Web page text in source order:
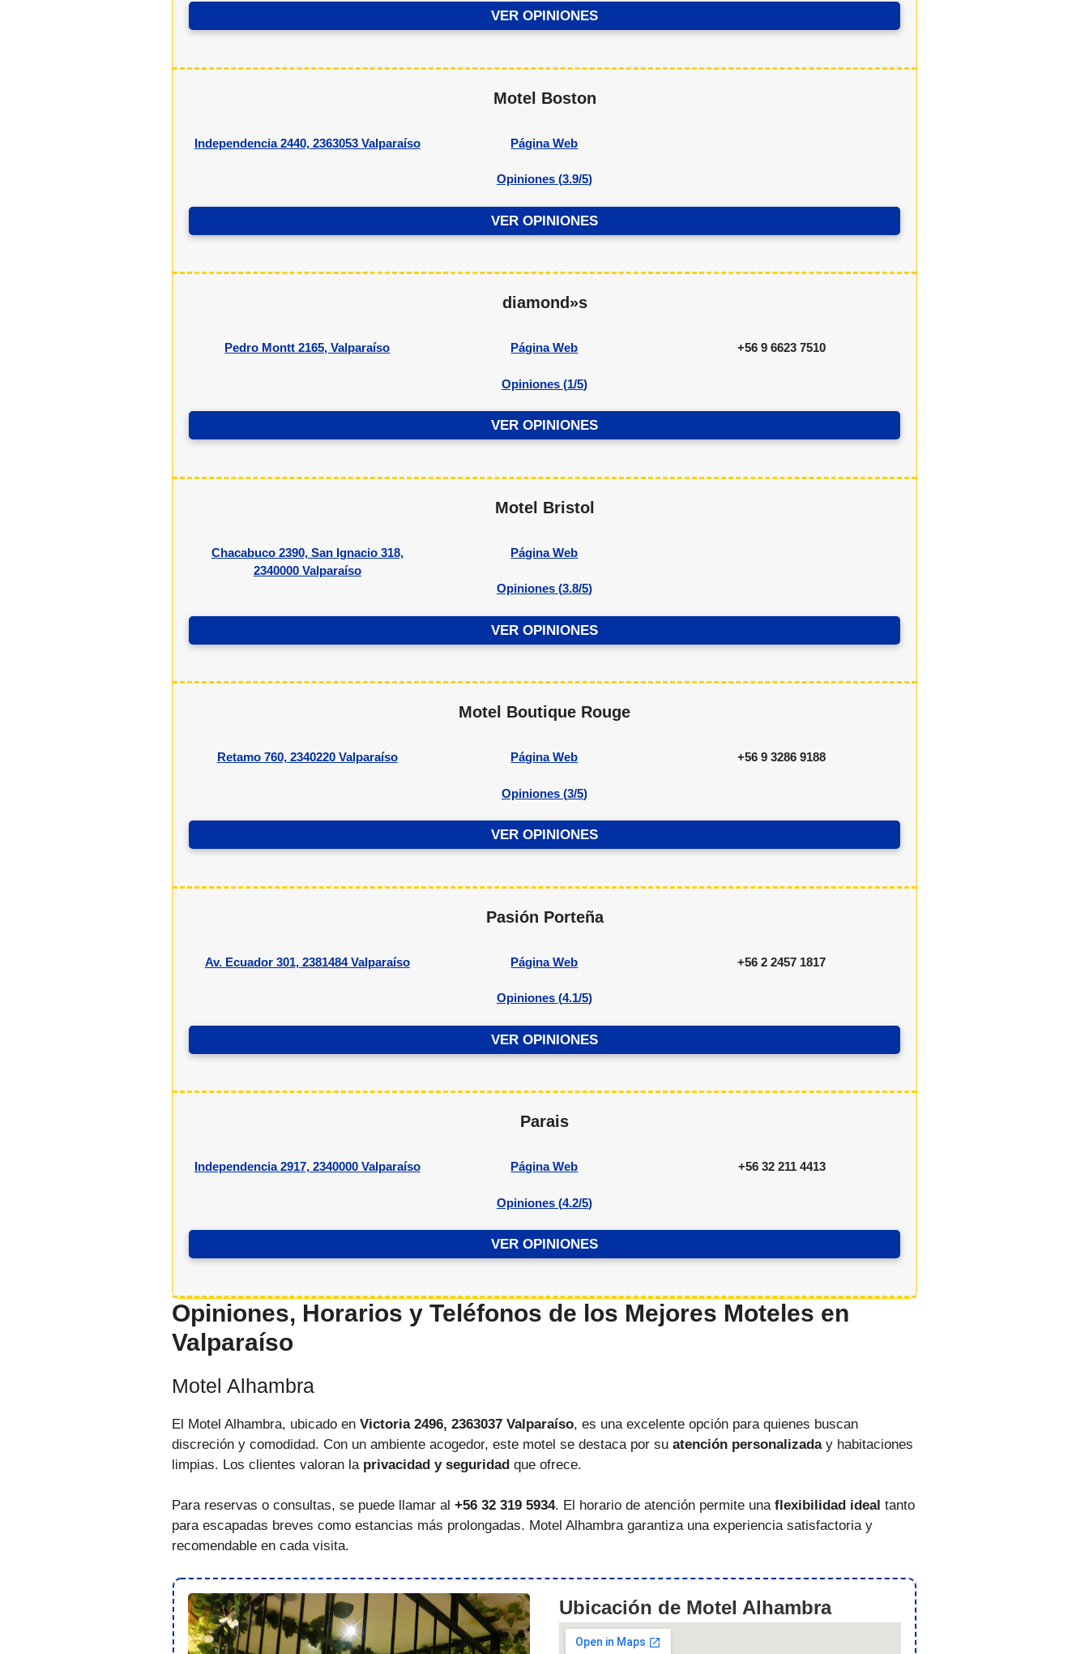
VER OPINIONES
Motel Boston
Independencia 2440, 2363053 Valparaíso Página Web
Opiniones (3.9/5)
VER OPINIONES
diamond»s
Pedro Montt 2165, Valparaíso Página Web
Opiniones (1/5)
+56 9 6623 7510
VER OPINIONES
Motel Bristol
Chacabuco 2390, San Ignacio 318,
2340000 Valparaíso
Página Web
Opiniones (3.8/5)
VER OPINIONES
Motel Boutique Rouge
Retamo 760, 2340220 Valparaíso Página Web
Opiniones (3/5)
+56 9 3286 9188
VER OPINIONES
Pasión Porteña
Av. Ecuador 301, 2381484 Valparaíso Página Web
Opiniones (4.1/5)
+56 2 2457 1817
VER OPINIONES
Parais
Independencia 2917, 2340000 Valparaíso Página Web
Opiniones (4.2/5)
+56 32 211 4413
VER OPINIONES
Opiniones, Horarios y Teléfonos de los Mejores Moteles en
Valparaíso
Motel Alhambra
El Motel Alhambra, ubicado en Victoria 2496, 2363037 Valparaíso, es una excelente opción para quienes buscan
discreción y comodidad. Con un ambiente acogedor, este motel se destaca por su atención personalizaday habitaciones
limpias. Los clientes valoran la privacidad y seguridad que ofrece.
Para reservas o consultas, se puede llamar al +56 32 319 5934. El horario de atención permite una flexibilidad ideal tanto
para escapadas breves como estancias más prolongadas. Motel Alhambra garantiza una experiencia satisfactoria y
recomendable en cada visita.
Ubicación de Motel Alhambra